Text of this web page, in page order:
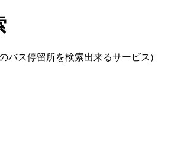
バス停留所を検索出来るサービス)